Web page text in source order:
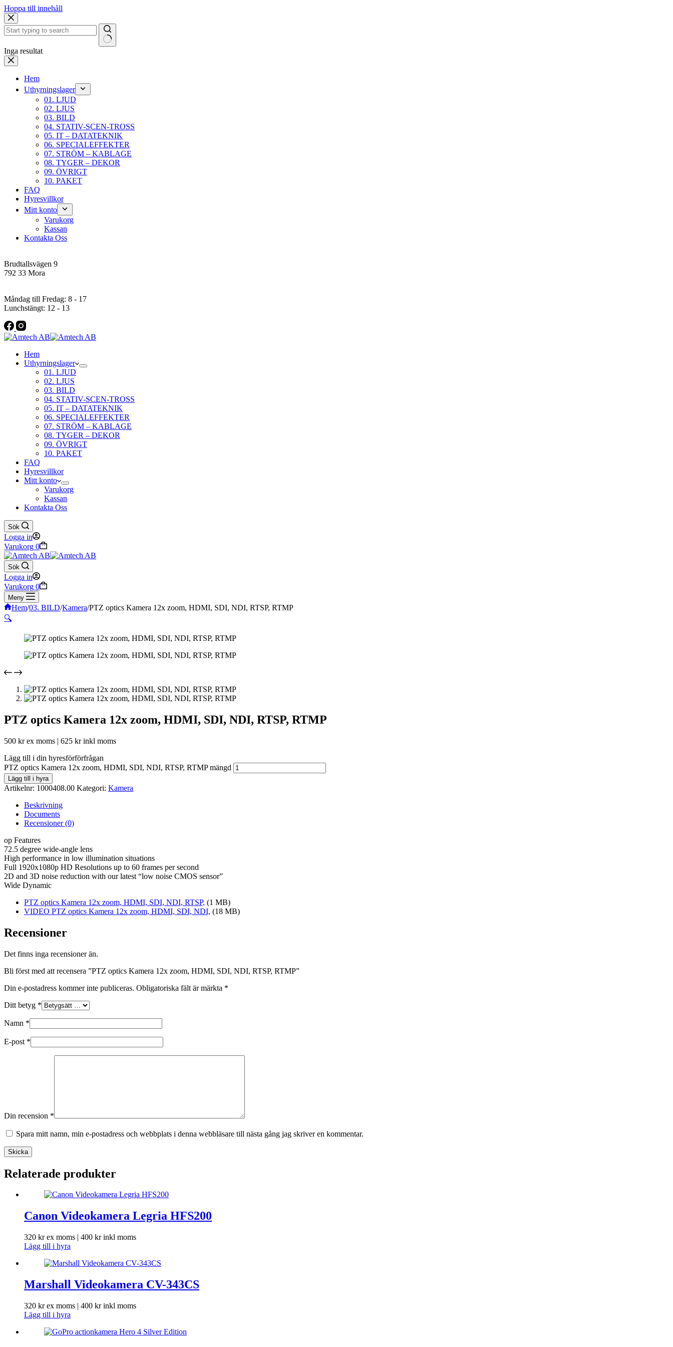
Hoppa till innehåll
Inga resultat
Hem
Uthyrningslager
01. LJUD
02. LJUS
03. BILD
04. STATIV-SCEN-TROSS
05. IT – DATATEKNIK
06. SPECIALEFFEKTER
07. STRÖM – KABLAGE
08. TYGER – DEKOR
09. ÖVRIGT
10. PAKET
FAQ
Hyresvillkor
Mitt konto
Varukorg
Kassan
Kontakta Oss
Brudtallsvägen 9
792 33 Mora
Måndag till Fredag: 8 - 17
Lunchstängt: 12 - 13
Hem
Uthyrningslager
01. LJUD
02. LJUS
03. BILD
04. STATIV-SCEN-TROSS
05. IT – DATATEKNIK
06. SPECIALEFFEKTER
07. STRÖM – KABLAGE
08. TYGER – DEKOR
09. ÖVRIGT
10. PAKET
FAQ
Hyresvillkor
Mitt konto
Varukorg
Kassan
Kontakta Oss
Sök
Logga in
Varukorg 0
Sök
Logga in
Varukorg 0
Meny
Hem/03. BILD/Kamera/PTZ optics Kamera 12x zoom, HDMI, SDI, NDI, RTSP, RTMP
🔍
PTZ optics Kamera 12x zoom, HDMI, SDI, NDI, RTSP, RTMP
500 krex moms | 625 krinkl moms
Lägg till i din hyresförförfrågan
PTZ optics Kamera 12x zoom, HDMI, SDI, NDI, RTSP, RTMP mängd
Lägg till i hyra
Artikelnr: 1000408.00 Kategori: Kamera
Beskrivning
Documents
Recensioner (0)
op Features
72.5 degree wide-angle lens
High performance in low illumination situations
Full 1920x1080p HD Resolutions up to 60 frames per second
2D and 3D noise reduction with our latest “low noise CMOS sensor”
Wide Dynamic
PTZ optics Kamera 12x zoom, HDMI, SDI, NDI, RTSP, (1 MB)
VIDEO PTZ optics Kamera 12x zoom, HDMI, SDI, NDI, (18 MB)
Recensioner
Det finns inga recensioner än.
Bli först med att recensera ”PTZ optics Kamera 12x zoom, HDMI, SDI, NDI, RTSP, RTMP”
Din e-postadress kommer inte publiceras. Obligatoriska fält är märkta *
Ditt betyg *
Namn *
E-post *
Din recension *
Spara mitt namn, min e-postadress och webbplats i denna webbläsare till nästa gång jag skriver en kommentar.
Skicka
Relaterade produkter
Canon Videokamera Legria HFS200
320 krex moms | 400 krinkl moms
Lägg till i hyra
Marshall Videokamera CV-343CS
320 krex moms | 400 krinkl moms
Lägg till i hyra